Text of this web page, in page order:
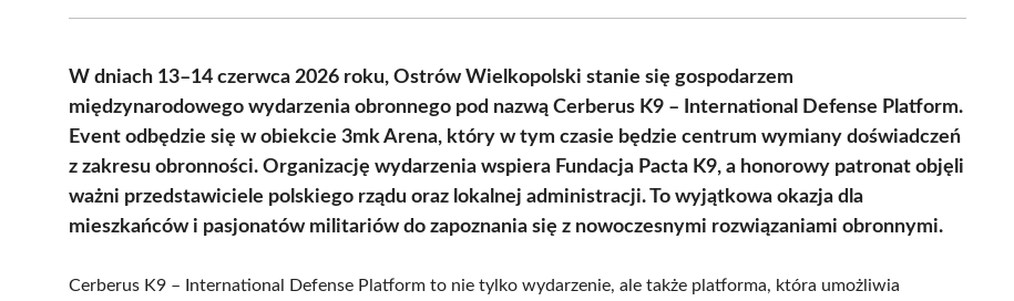
(Twitter)
W dniach 13–14 czerwca 2026 roku, Ostrów Wielkopolski stanie się gospodarzem
międzynarodowego wydarzenia obronnego pod nazwą Cerberus K9 – International Defense Platform.
Event odbędzie się w obiekcie 3mk Arena, który w tym czasie będzie centrum wymiany doświadczeń
z zakresu obronności. Organizację wydarzenia wspiera Fundacja Pacta K9, a honorowy patronat objęli
ważni przedstawiciele polskiego rządu oraz lokalnej administracji. To wyjątkowa okazja dla
mieszkańców i pasjonatów militariów do zapoznania się z nowoczesnymi rozwiązaniami obronnymi.
Cerberus K9 – International Defense Platform to nie tylko wydarzenie, ale także platforma, która umożliwia